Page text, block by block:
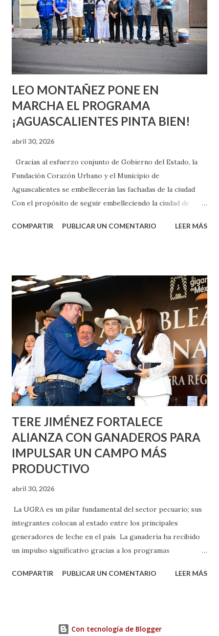
chica y aún no has tenido relaciones sexuales, tal vez
pienses que el sexo será increíble y no puedas esperar para
experimentarlo, pero como cualquier persona con
experiencia te dirá, siempre es mejor cuando ambas partes
son suficientemen...
LEO MONTAÑEZ PONE EN
MARCHA EL PROGRAMA
¡AGUASCALIENTES PINTA BIEN!
abril 30, 2026
Gracias al esfuerzo conjunto de Gobierno del Estado, la
Fundación Corazón Urbano y el Municipio de
Aguascalientes se embellecerán las fachadas de la ciudad
Con el propósito de seguir embelleciendo la ciudad de
municipal, Leo Montañez dio inicio al programa
Corazón Urbano y el Municipio capital. Leo Montañez
informó que en este programa se usarán cerca de 90 mil
metros cuadrados de pintura, para dar inicio en la calle
Nieto, entre Jesús F. Elizondo y la calle 22 de Octubre, con
lo que se aplicará pintura en 66 casas. Posteriormente se
llevará este programa a Villas de Nuestra Señora de la
Asunción, Avenida Alameda y Decreto 27 de Septiembre, en
los edificios FOVISSSTE Ojo de Agua, en la comunidad
Norias de Paso Hondo y en los edificios de...
COMPARTIR PUBLICAR UN COMENTARIO LEER MÁS
TERE JIMÉNEZ FORTALECE
ALIANZA CON GANADEROS PARA
IMPULSAR UN CAMPO MÁS
PRODUCTIVO
abril 30, 2026
La UGRA es un pilar fundamental del sector pecuario; sus
integrantes colocan al estado entre los principales
generadores de leche en el país La ganadería ha recibido
un impulso significativo gracias a los programas
muestra de su respaldo firme y decidido al campo, la
compromiso de trabajar de la mano con los productores
COMPARTIR PUBLICAR UN COMENTARIO LEER MÁS
Con tecnología de Blogger